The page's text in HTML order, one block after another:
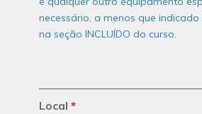
necessário, a menos que
na seção INCLUÍDO do curso.
Local *